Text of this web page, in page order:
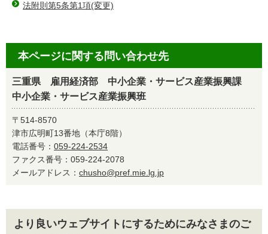
法附則第5条第1項(変更)
本ページに関する問い合わせ先
三重県 雇用経済部 中小企業・サービス産業振興課
中小企業・サービス産業振興班
〒514-8570
津市広明町13番地（本庁8階）
電話番号： 059-224-2534
ファクス番号：059-224-2078
メールアドレス： chusho@pref.mie.lg.jp
より良いウェブサイトにするためにみなさまのご